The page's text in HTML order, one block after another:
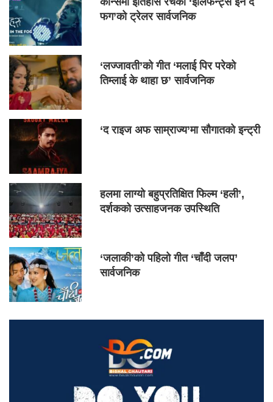
फग’को ट्रेलर सार्वजनिक
‘लज्जावती’को गीत ‘मलाई पिर परेको
तिम्लाई के थाहा छ’ सार्वजनिक
‘द राइज अफ साम्राज्य’मा सौगातको इन्ट्री
हलमा लाग्यो बहुप्रतिक्षित फिल्म ‘हली’,
दर्शकको उत्साहजनक उपस्थिति
‘जलाकी’को पहिलो गीत ‘चाँदी जलप’
सार्वजनिक